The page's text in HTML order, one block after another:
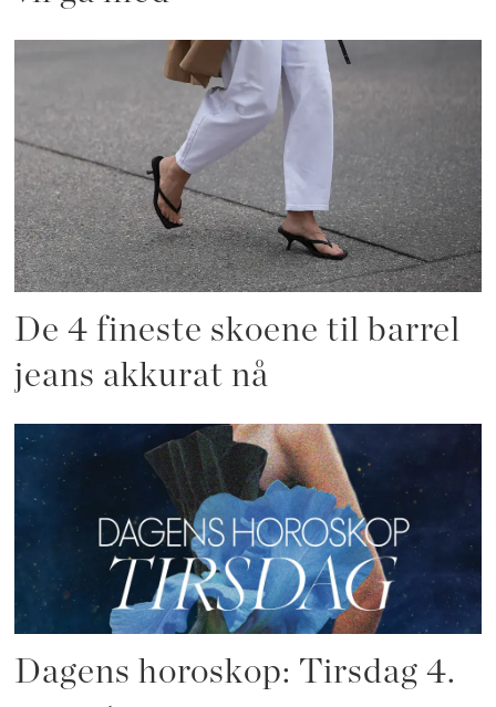
De 4 fineste skoene til barrel
jeans akkurat nå
Dagens horoskop: Tirsdag 4.